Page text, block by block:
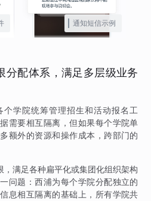
通知短信示例
分配体系，满足多层级业务
学院统筹管理招生和活动报名工
需要相互隔离，但如果每个学院单
额外的资源和操作成本，跨部门的
满足各种扁平化或集团化组织架构
问题：西浦为每个学院分配独立的
息相互隔离的基础上，所有学院共